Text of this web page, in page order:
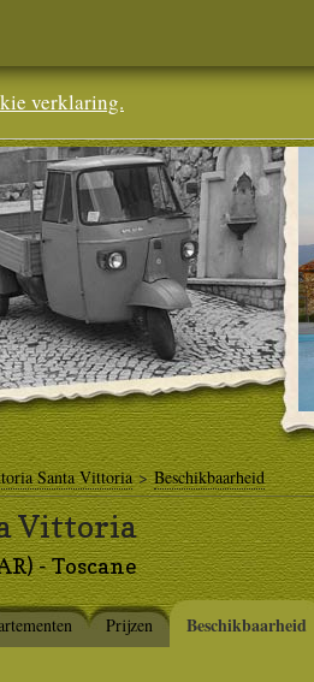
verklaring.
Santa Vittoria>Beschikbaarheid
Vittoria
- Toscane
Prijzen Beschikbaarheid